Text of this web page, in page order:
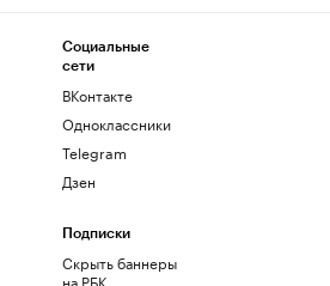
Социальные
сети
ВКонтакте
Одноклассники
Telegram
Дзен
Подписки
Скрыть баннеры
на РБК